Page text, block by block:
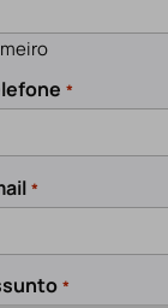
*
*
*